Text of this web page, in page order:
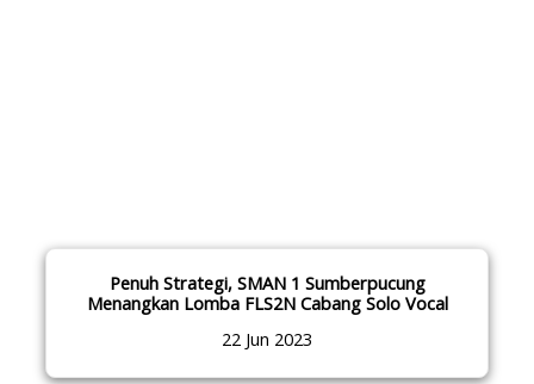
Penuh Strategi, SMAN 1 Sumberpucung
Menangkan Lomba FLS2N Cabang Solo Vocal
22 Jun 2023